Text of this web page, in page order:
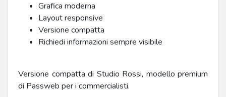
Grafica moderna
Layout responsive
Versione compatta
Richiedi informazioni sempre visibile
Versione compatta di Studio Rossi, modello premium
di Passweb per i commercialisti.